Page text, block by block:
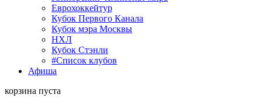
Еврохоккейтур
Кубок Первого Канала
Кубок мэра Москвы
НХЛ
Кубок Стэнли
#Список клубов
Афиша
корзина пуста